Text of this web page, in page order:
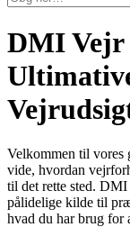
DMI Vejr
Velkommen til
vide, hvordan
til det rette sted.
pålidelige kilde til
hvad du har brug